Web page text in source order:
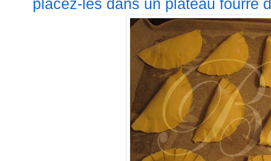
placez-les dans un plateau fourré